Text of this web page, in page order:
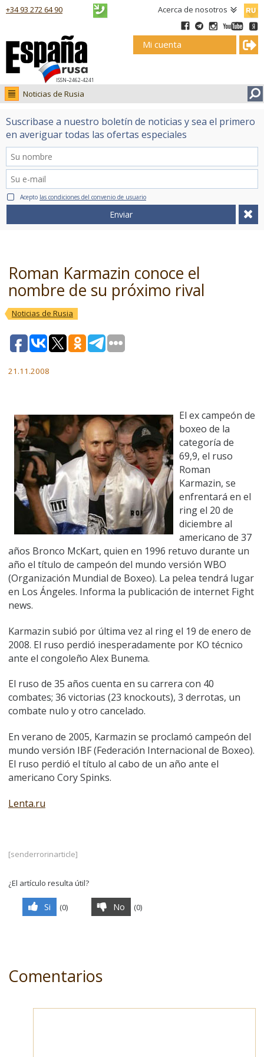
Acerca de nosotros
ISSN–2462-4241
+34 93 272 64 90
Mi cuenta
Noticias de Rusia
Noticias de Rusia
Fotos
Suscribase a nuestro boletín de noticias y sea el primero
en averiguar todas las ofertas especiales
Acepto las condiciones del convenio de usuario
Enviar
Roman Karmazin conoce el
nombre de su próximo rival
Noticias de Rusia
21.11.2008
El ex campeón de
boxeo de la
categoría de
69,9, el ruso
Roman
Karmazin, se
enfrentará en el
ring el 20 de
diciembre al
americano de 37
años Bronco McKart, quien en 1996 retuvo durante un
año el título de campeón del mundo versión WBO
(Organización Mundial de Boxeo). La pelea tendrá lugar
en Los Ángeles. Informa la publicación de internet Fight
news.
Karmazin subió por última vez al ring el 19 de enero de
2008. El ruso perdió inesperadamente por KO técnico
ante el congoleño Alex Bunema.
El ruso de 35 años cuenta en su carrera con 40
combates; 36 victorias (23 knockouts), 3 derrotas, un
combate nulo y otro cancelado.
En verano de 2005, Karmazin se proclamó campeón del
mundo versión IBF (Federación Internacional de Boxeo).
El ruso perdió el título al cabo de un año ante el
americano Cory Spinks.
Lenta.ru
[senderrorinarticle]
¿El artículo resulta útil?
Si (0) No (0)
Comentarios